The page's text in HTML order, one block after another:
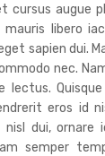
cursus augue
libero
sapien dui.
nec.
lectus.
eros id
dui, ornare
semper